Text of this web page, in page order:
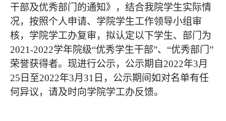
干部及优秀部门的通知》，结合我院学生实际情
况，按照个人申请、学院学生工作领导小组审
核，学院学工办复审，拟认定以下学生、部门为
2021-2022学年院级“优秀学生干部”、“优秀部门”
荣誉获得者。现进行公示，公示期自 2022年3月
25 日至2022年3月 31 日，公示期间如对名单有任
何异议，请及时向学院学工办反馈。